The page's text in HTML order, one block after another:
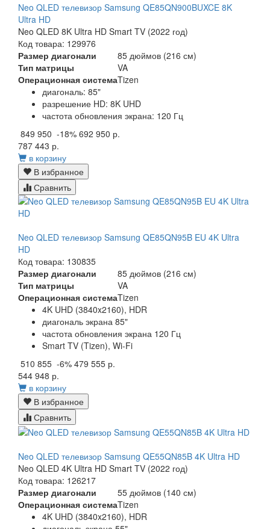
Neo QLED телевизор Samsung QE85QN900BUXCE 8K
Ultra HD
Neo QLED 8K Ultra HD Smart TV (2022 год)
Код товара: 129976
Размер диагонали
85 дюймов (216 см)
Тип матрицы
VA
Операционная системаTizen
диагональ: 85"
разрешение HD: 8K UHD
частота обновления экрана: 120 Гц
849 950 -18% 692 950 р.
787 443 р.
в корзину
В избранное
Сравнить
Neo QLED телевизор Samsung QE85QN95B EU 4K Ultra
HD
Код товара: 130835
Размер диагонали
85 дюймов (216 см)
Тип матрицы
VA
Операционная системаTizen
4K UHD (3840x2160), HDR
диагональ экрана 85"
частота обновления экрана 120 Гц
Smart TV (Tizen), Wi-Fi
510 855 -6% 479 555 р.
544 948 р.
в корзину
В избранное
Сравнить
Neo QLED телевизор Samsung QE55QN85B 4K Ultra HD
Neo QLED 4K Ultra HD Smart TV (2022 год)
Код товара: 126217
Размер диагонали
55 дюймов (140 см)
Операционная системаTizen
4K UHD (3840x2160), HDR